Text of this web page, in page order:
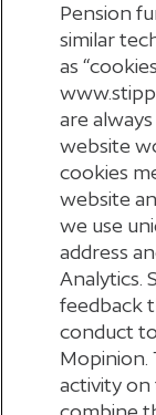
Alle
van
ons
25
Pension
similar
as
are
website
cookies
website
we use
address
Analytics.
feedback
conduct
Mopinion.
activity on